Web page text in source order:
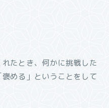
たとき、何かに挑戦した
める」ということをして